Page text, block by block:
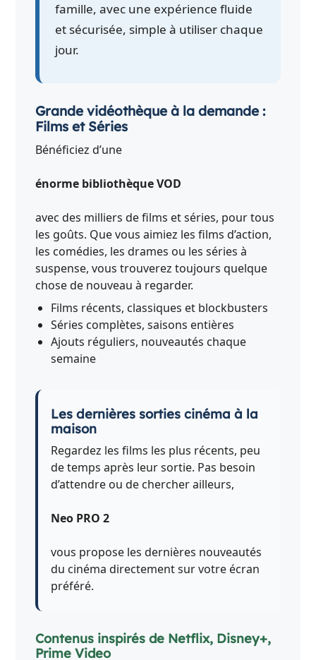
famille, avec une expérience fluide
et sécurisée, simple à utiliser chaque
jour.
Grande vidéothèque à la demande :
Films et Séries
Bénéficiez d’une
énorme bibliothèque VOD
avec des milliers de films et séries, pour tous
les goûts. Que vous aimiez les films d’action,
les comédies, les drames ou les séries à
suspense, vous trouverez toujours quelque
chose de nouveau à regarder.
Films récents, classiques et blockbusters
Séries complètes, saisons entières
Ajouts réguliers, nouveautés chaque
semaine
Les dernières sorties cinéma à la
maison
Regardez les films les plus récents, peu
de temps après leur sortie. Pas besoin
d’attendre ou de chercher ailleurs,
Neo PRO 2
vous propose les dernières nouveautés
du cinéma directement sur votre écran
préféré.
Contenus inspirés de Netflix, Disney+,
Prime Video